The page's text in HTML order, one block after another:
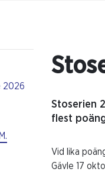
2026
Stoserien
flest
Vid lika
Gävle 17